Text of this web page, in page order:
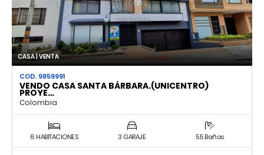
CASA | VENTA
COD. 9859991
VENDO CASA SANTA BÁRBARA.(UNICENTRO)
PROYE…
Colombia
6 HABITACIONES 3 GARAJE 5.5 Baños